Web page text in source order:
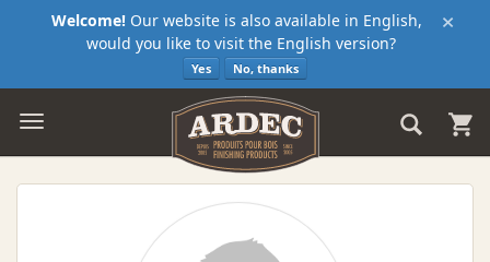
×
Welcome! Our website is also available in English,
would you like to visit the English version?
Yes No, thanks